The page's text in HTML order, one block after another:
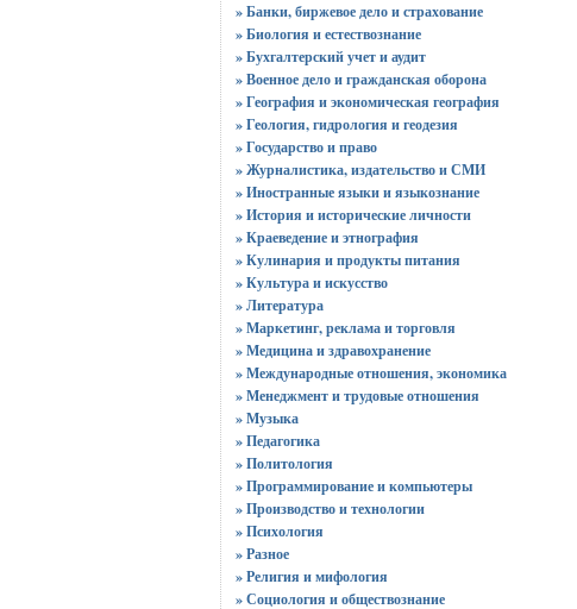
» Банки, биржевое дело и страхование
» Биология и естествознание
» Бухгалтерский учет и аудит
» Военное дело и гражданская оборона
» География и экономическая география
» Геология, гидрология и геодезия
» Государство и право
» Журналистика, издательство и СМИ
» Иностранные языки и языкознание
» История и исторические личности
» Краеведение и этнография
» Кулинария и продукты питания
» Культура и искусство
» Литература
» Маркетинг, реклама и торговля
» Медицина и здравохранение
» Международные отношения, экономика
» Менеджмент и трудовые отношения
» Музыка
» Педагогика
» Политология
» Программирование и компьютеры
» Производство и технологии
» Психология
» Разное
» Религия и мифология
» Социология и обществознание